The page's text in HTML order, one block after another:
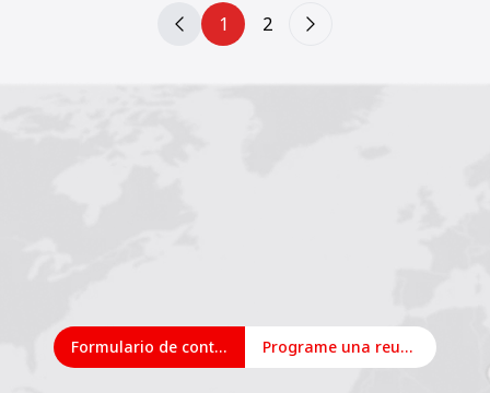
1 2
Formulario de contacto Programe una reunión en línea